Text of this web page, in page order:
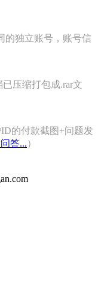
的独立账号，账号信
已压缩打包成.rar文
的付款截图+问题发
答...）